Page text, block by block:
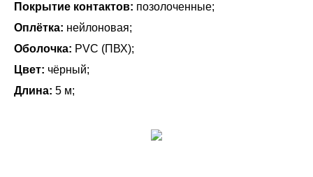
Покрытие контактов: позолоченные;
Оплётка: нейлоновая;
Оболочка: PVC (ПВХ);
Цвет: чёрный;
Длина: 5 м;